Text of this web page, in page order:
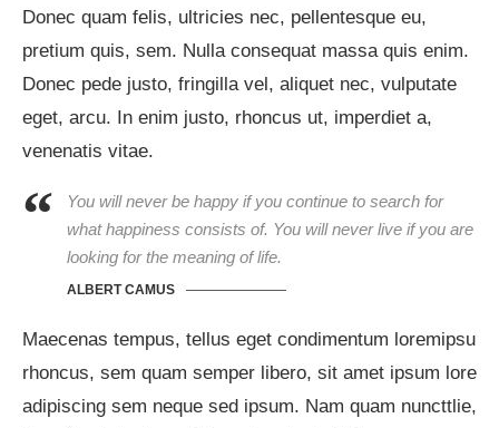
Donec quam felis, ultricies nec, pellentesque eu,
pretium quis, sem. Nulla consequat massa quis enim.
Donec pede justo, fringilla vel, aliquet nec, vulputate
eget, arcu. In enim justo, rhoncus ut, imperdiet a,
venenatis vitae.
You will never be happy if you continue to search for
what happiness consists of. You will never live if you are
looking for the meaning of life.
ALBERT CAMUS
Maecenas tempus, tellus eget condimentum loremipsu
rhoncus, sem quam semper libero, sit amet ipsum lore
adipiscing sem neque sed ipsum. Nam quam nuncttlie,